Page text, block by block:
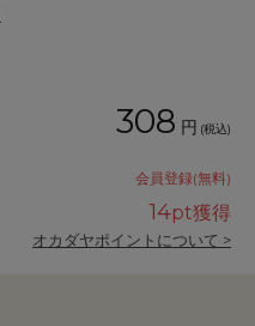
308 円 (税込)
会員登録(無料)
14pt獲得
オカダヤポイントについて >